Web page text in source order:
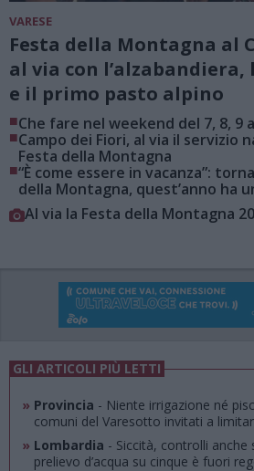
VARESE
Festa della Montagna al
al via con
e il primo pasto alpino
■Che fare nel weekend del 7, 8, 9
■Campo dei Fiori, al via il servizio
Festa della Montagna
■“È come essere in vacanza”:
della Montagna, quest’anno ha
Al via la Festa della Montagna
GLI ARTICOLI PIÙ LETTI
» Provincia - Niente irrigazione né
comuni del Varesotto invitati a
» Lombardia - Siccità, controlli anche
prelievo d’acqua su cinque è fuori